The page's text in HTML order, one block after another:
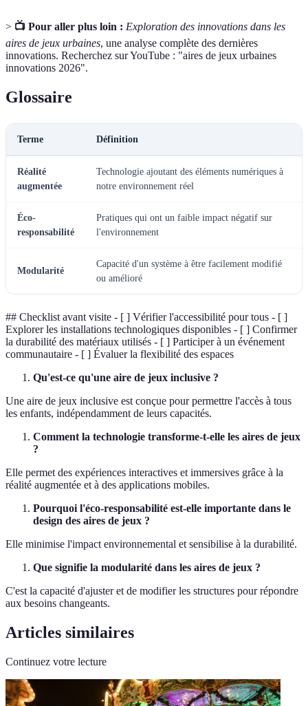
> 📺 Pour aller plus loin : Exploration des innovations dans les
aires de jeux urbaines, une analyse complète des dernières
innovations. Recherchez sur YouTube : "aires de jeux urbaines
innovations 2026".
Glossaire
Terme Définition
Réalité
augmentée
Technologie ajoutant des éléments numériques à
notre environnement réel
Éco-
responsabilité
Pratiques qui ont un faible impact négatif sur
l'environnement
Modularité
Capacité d'un système à être facilement modifié
ou amélioré
## Checklist avant visite - [ ] Vérifier l'accessibilité pour tous - [ ]
Explorer les installations technologiques disponibles - [ ] Confirmer
la durabilité des matériaux utilisés - [ ] Participer à un événement
communautaire - [ ] Évaluer la flexibilité des espaces
Qu'est-ce qu'une aire de jeux inclusive ?
Une aire de jeux inclusive est conçue pour permettre l'accès à tous
les enfants, indépendamment de leurs capacités.
Comment la technologie transforme-t-elle les aires de jeux
?
Elle permet des expériences interactives et immersives grâce à la
réalité augmentée et à des applications mobiles.
Pourquoi l'éco-responsabilité est-elle importante dans le
design des aires de jeux ?
Elle minimise l'impact environnemental et sensibilise à la durabilité.
Que signifie la modularité dans les aires de jeux ?
C'est la capacité d'ajuster et de modifier les structures pour répondre
aux besoins changeants.
Articles similaires
Continuez votre lecture